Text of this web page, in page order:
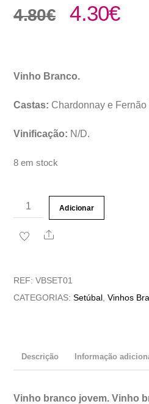
4.80€ O
4.80€.
4.30€O
Vinho Branco.
Castas: Chardonnay e Fernão
Vinificação: N/D.
8 em stock
Quantidade
de
Vinho
Adicionar
Share
REF:VBSET01
CATEGORIAS:Setúbal ,Vinhos
Descrição Informação
Vinho branco jovem. Vinho